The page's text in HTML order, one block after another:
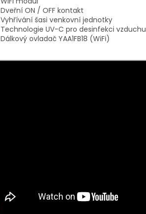
Dveřní ON / OFF kontakt
Vyhřívání šasi venkovní jednotky
Technologie UV-C pro desinfekci vzduchu
Dálkový ovladač YAA1FB18 (WiFi)